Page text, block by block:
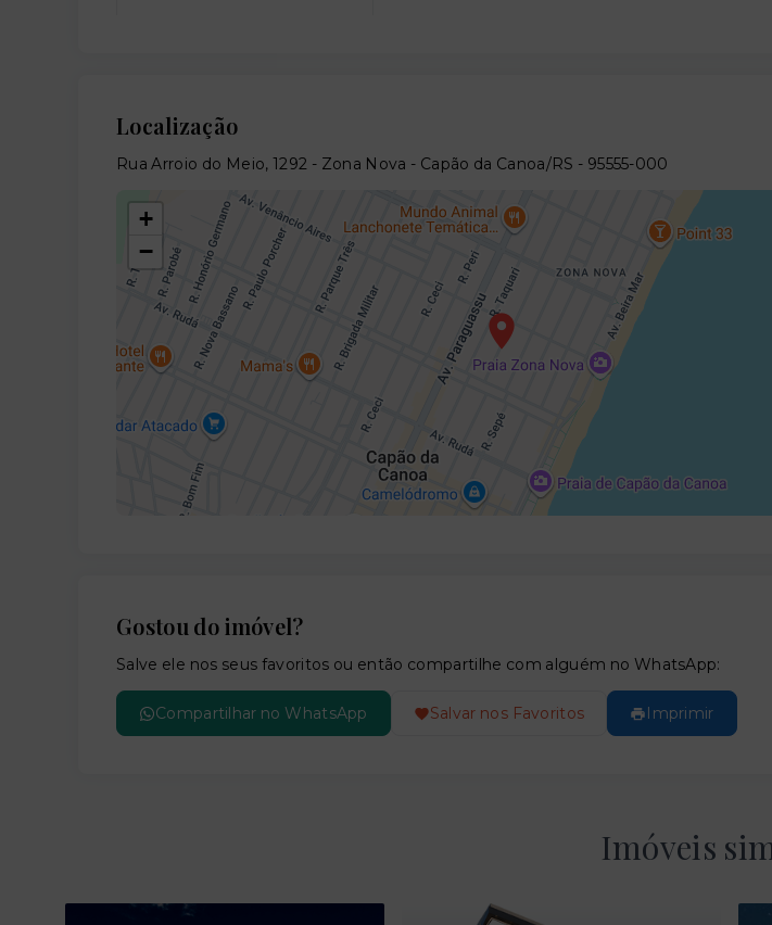
Localização
Rua Arroio do Meio, 1292 - Zona Nova - Capão da Canoa/RS - 95555-000
+
−
Gostou do imóvel?
Salve ele nos seus favoritos ou então compartilhe com alguém no WhatsApp:
Compartilhar no WhatsApp Salvar nos Favoritos Imprimir
Imóveis